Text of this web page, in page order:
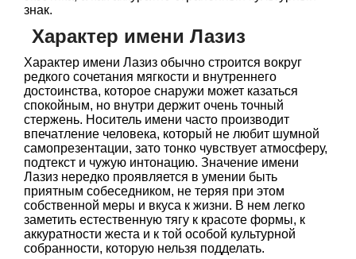
знак.
Характер имени Лазиз
Характер имени Лазиз обычно строится вокруг
редкого сочетания мягкости и внутреннего
достоинства, которое снаружи может казаться
спокойным, но внутри держит очень точный
стержень. Носитель имени часто производит
впечатление человека, который не любит шумной
самопрезентации, зато тонко чувствует атмосферу,
подтекст и чужую интонацию. Значение имени
Лазиз нередко проявляется в умении быть
приятным собеседником, не теряя при этом
собственной меры и вкуса к жизни. В нем легко
заметить естественную тягу к красоте формы, к
аккуратности жеста и к той особой культурной
собранности, которую нельзя подделать.